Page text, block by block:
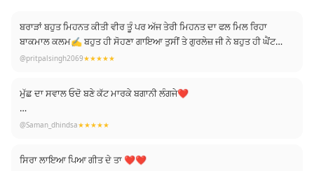
ਬਰਾੜਾਂ ਬਹੁਤ ਮਿਹਨਤ ਕੀਤੀ ਵੀਰ ਤੂੰ ਪਰ ਅੱਜ ਤੇਰੀ ਮਿਹਨਤ ਦਾ ਫਲ ਮਿਲ ਰਿਹਾ
ਬਾਕਮਾਲ ਕਲਮ✍️ ਬਹੁਤ ਹੀ ਸੋਹਣਾ ਗਾਇਆ ਤੁਸੀਂ ਤੇ ਗੁਰਲੇਜ਼ ਜੀ ਨੇ ਬਹੁਤ ਹੀ ਘੈਂਟ
ਮਿਊਜ਼ਿਕ ਮਿਕਸ ਸਿੰਘ ਬਾਈ ਨੇ ਬਹੁਤ ਹੀ ਸੋਹਣੀ ਵੀਡਿਓ ਸਾਰੀ ਟੀਮ ਨੇ ਬਹੁਤ ਮਿਹਨਤ
@pritpalsingh2069★★★★★
ਮੁੱਛ ਦਾ ਸਵਾਲ ਓਦੋ ਬਣੇ ਕੱਟ ਮਾਰਕੇ ਬਗਾਨੀ ਲੰਗਜੇ❤
Waah kamaal compose ❤
Waah kamaal lyrics
@Saman_dhindsa★★★★★
ਸਿਰਾ ਲਾਇਆ ਪਿਆ ਗੀਤ ਦੇ ਤਾ ❤❤